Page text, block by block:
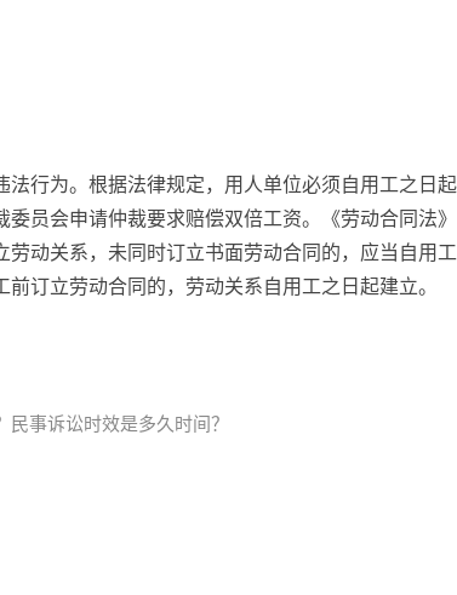
法行为。根据法律规定，用人单位必须自用工之日
员会申请仲裁要求赔偿双倍工资。《劳动合同法
劳动关系，未同时订立书面劳动合同的，应当自用
订立劳动合同的，劳动关系自用工之日起建立。
事诉讼时效是多久时间？